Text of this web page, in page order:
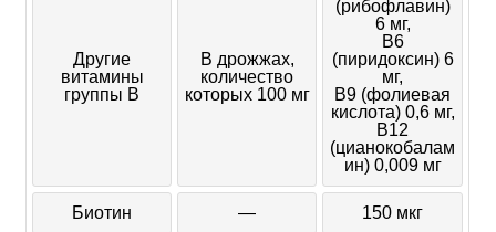
Другие
витамины
группы B
В дрожжах,
количество
которых 100 мг
(рибофлавин)
6 мг,
В6
(пиридоксин) 6
мг,
B9 (фолиевая
кислота) 0,6 мг,
В12
(цианокобалам
ин) 0,009 мг
Биотин — 150 мкг